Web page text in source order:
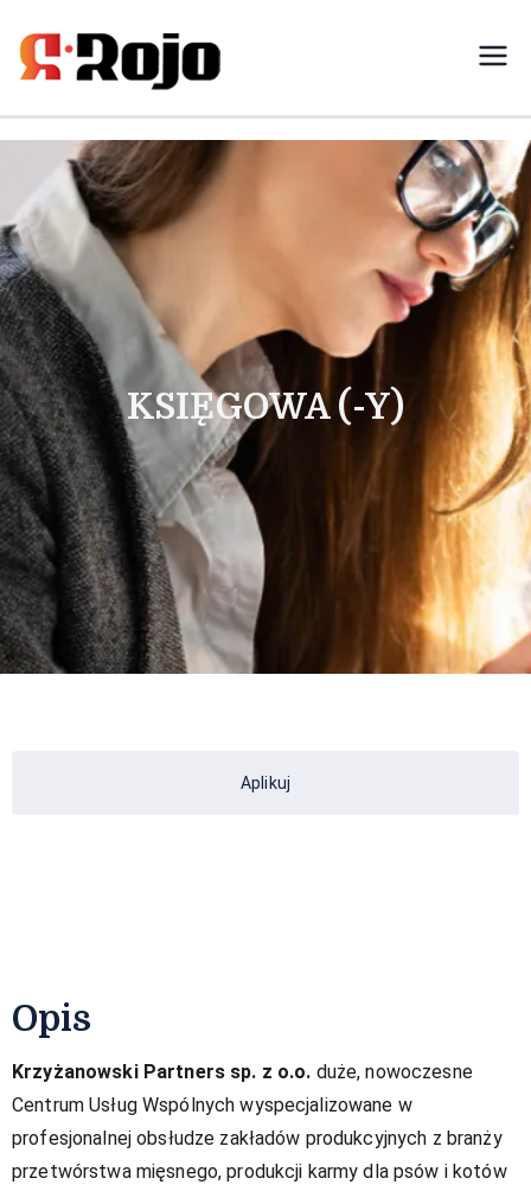
Rojo- agencja pracy świadczymy
rekrutacji między pracodawcą a
KSIĘGOWA (-Y)
Aplikuj
Opis
Krzyżanowski Partners sp. z o.o. duże, nowoczesne
Centrum Usług Wspólnych wyspecjalizowane w
profesjonalnej obsłudze zakładów produkcyjnych z branży
przetwórstwa mięsnego, produkcji karmy dla psów i kotów